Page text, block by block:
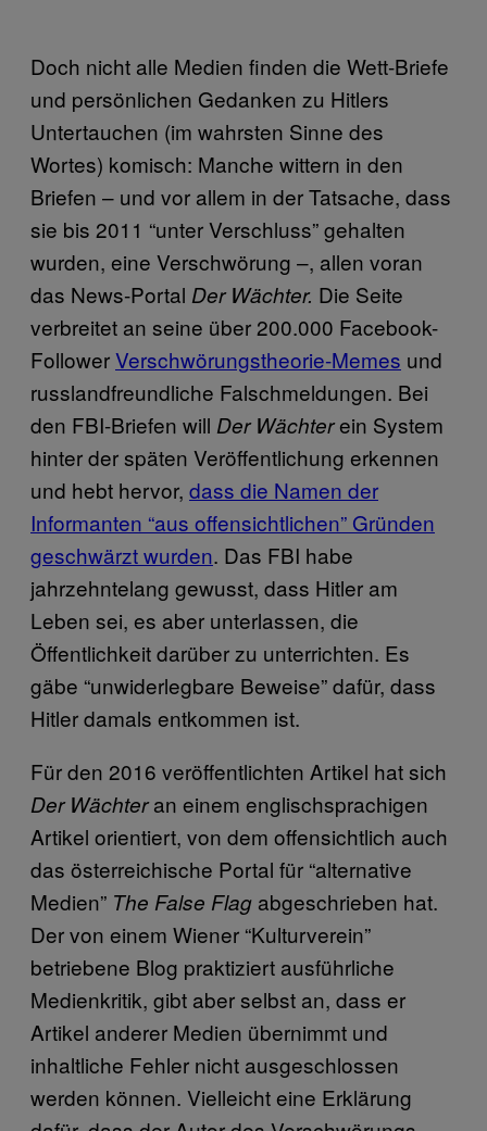
Doch nicht alle Medien finden die Wett-Briefe
und persönlichen Gedanken zu Hitlers
Untertauchen (im wahrsten Sinne des
Wortes) komisch: Manche wittern in den
Briefen – und vor allem in der Tatsache, dass
sie bis 2011 “unter Verschluss” gehalten
wurden, eine Verschwörung –, allen voran
das News-Portal Der Wächter. Die Seite
verbreitet an seine über 200.000 Facebook-
FollowerVerschwörungstheorie-Memes und
russlandfreundliche Falschmeldungen. Bei
den FBI-Briefen will Der Wächterein System
hinter der späten Veröffentlichung erkennen
und hebt hervor, dass die Namen der
Informanten “aus offensichtlichen” Gründen
geschwärzt wurden. Das FBI habe
jahrzehntelang gewusst, dass Hitler am
Leben sei, es aber unterlassen, die
Öffentlichkeit darüber zu unterrichten. Es
gäbe “unwiderlegbare Beweise” dafür, dass
Hitler damals entkommen ist.
Für den 2016 veröffentlichten Artikel hat sich
Der Wächteran einem englischsprachigen
Artikel orientiert, von dem offensichtlich auch
das österreichische Portal für “alternative
Medien” The False Flag abgeschrieben hat.
Der von einem Wiener “Kulturverein”
betriebene Blog praktiziert ausführliche
Medienkritik, gibt aber selbst an, dass er
Artikel anderer Medien übernimmt und
inhaltliche Fehler nicht ausgeschlossen
werden können. Vielleicht eine Erklärung